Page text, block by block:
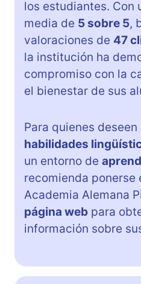
los estudiantes. Con
media de 5 sobre 5,
valoraciones de 47
la institución ha
compromiso con la
el bienestar de sus
Para quienes deseen
habilidades
un entorno de
recomienda ponerse
Academia Alemana
página web para
información sobre